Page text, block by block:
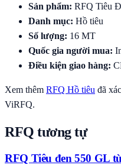
Sản phẩm: RFQ Tiêu
Danh mục: Hồ tiêu
Số lượng: 16 MT
Quốc gia người mua:
Điều kiện giao hàng:
Xem thêm RFQ Hồ tiêu đã
ViRFQ.
RFQ tương tự
RFQ Tiêu đen 550 GL